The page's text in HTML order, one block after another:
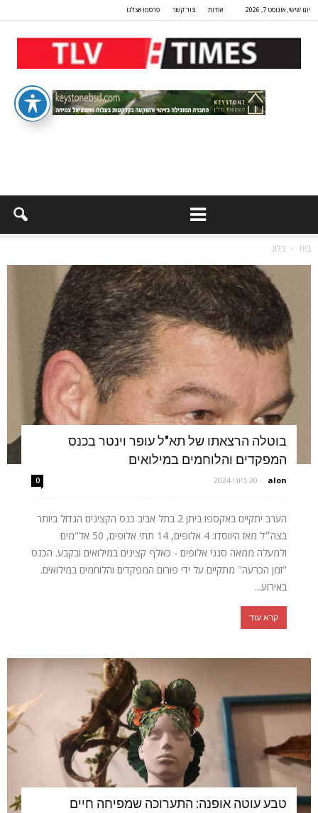
יום שישי, אוגוסט 7, 2026 אודות צור קשר פרסמו אצלנו
בית בלוג
בוטלה הרצאתו של תא"ל עופר וינטר בכנס
המפקדים והלוחמים במילואים
alon
- 20 ביוני 2024 0
הערב יתקיים באקספו ביתן 2 בתל אביב כנס הקצינים הגדול ביותר
בצה״ל מאז היווסדו: 4 אלופים, 14 תתי אלופים, 50 אל"מים
ולמעלה ממאה סגני אלופים - כאלף קצינים במילואים ובקבע. הכנס
"זמן הכרעה" מתקיים על ידי פורום המפקדים והלוחמים במילואים.
באירוע...
קרא עוד
טבע עוטה אופנה: התערוכה שמפיחה חיים